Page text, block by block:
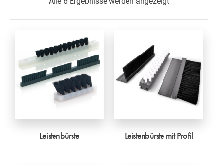
Leistenbürste Leistenbürste mit Profil